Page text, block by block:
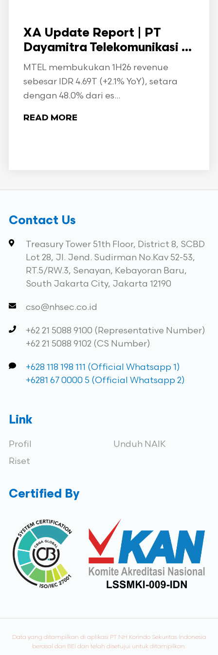
XA Update Report | PT
Dayamitra Telekomunikasi ...
MTEL membukukan 1H26 revenue
sebesar IDR 4.69T (+2.1% YoY), setara
dengan 48.0% dari es...
READ MORE
Contact Us
Treasury Tower 51th Floor, District 8, SCBD
Lot 28, Jl. Jend. Sudirman No.Kav 52-53,
RT.5/RW.3, Senayan, Kebayoran Baru,
South Jakarta City, Jakarta 12190
cso@nhsec.co.id
+62 21 5088 9100 (Representative Number)
+62 21 5088 9102 (CS Number)
+628 118 198 111 (Official Whatsapp 1)
+6281 67 0000 5 (Official Whatsapp 2)
Link
Profil
Riset
Unduh NAIK
Certified By
Data yang ditampilkan di aplikasi PT NH Korindo Sekuritas Indonesia
berasal dari BEI dan telah disetujui untuk ditampilkan.